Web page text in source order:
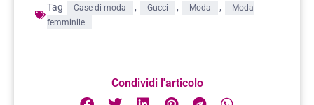
Tag Case di moda , Gucci , Moda ,
Moda
femminile
Condividi l'articolo